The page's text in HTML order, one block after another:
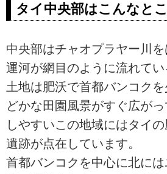
タイ中央部はこんなとこ
中央部はチャオプラヤー川
運河が網目のように流れてい
土地は肥沃で首都バンコク
どかな田園風景がすぐ広が
しやすいこの地域にはタイ
遺跡が点在しています。
首都バンコクを中心に北に